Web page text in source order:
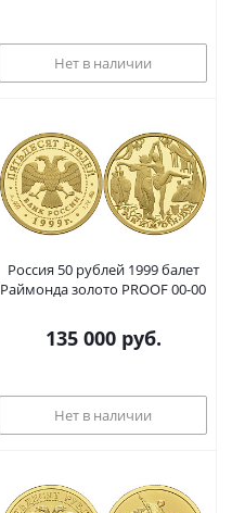
Нет в наличии
Россия 50 рублей 1999 балет
Раймонда золото PROOF 00-00
135 000руб.
Нет в наличии